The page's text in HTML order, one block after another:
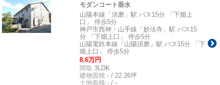
モダンコート垂水
山陽本線「須磨」駅 バス15分 「下畑上
口」 停歩5分
神戸市西神・山手線「妙法寺」駅 バス15
分 「下畑上口」 停歩5分
山陽電鉄本線「山陽須磨」駅 バス15分 「下
畑上口」 停歩5分
8.6万円
間取:3LDK
建物面積:- / 22.26坪
土地面積:- / -